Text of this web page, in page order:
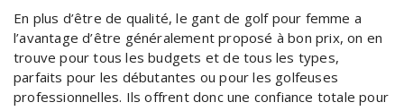
En plus d’être de qualité, le gant de golf pour femme a
l’avantage d’être généralement proposé à bon prix, on en
trouve pour tous les budgets et de tous les types,
parfaits pour les débutantes ou pour les golfeuses
professionnelles. Ils offrent donc une confiance totale pour